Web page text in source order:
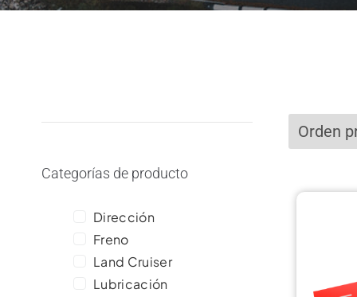
Categorías de producto
Dirección
Freno
Land Cruiser
Lubricación